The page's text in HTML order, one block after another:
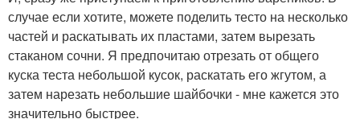
случае если хотите, можете поделить тесто на несколько
частей и раскатывать их пластами, затем вырезать
стаканом сочни. Я предпочитаю отрезать от общего
куска теста небольшой кусок, раскатать его жгутом, а
затем нарезать небольшие шайбочки - мне кажется это
значительно быстрее.